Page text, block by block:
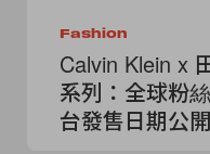
Fashion
Calvin Klein x
系列：全球粉
台發售日期公開